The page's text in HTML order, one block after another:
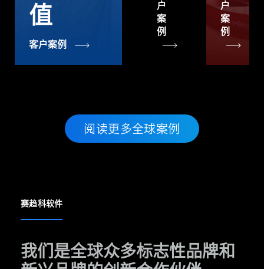
值
客户案例
户
案
例
户
案
例
阅读更多全球案例
赛趋科软件
我们是全球众多标志性品牌和